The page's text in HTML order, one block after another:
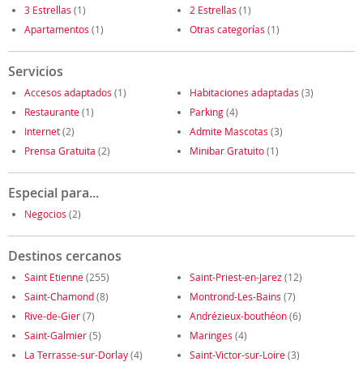
3 Estrellas (1) 2 Estrellas (1)
Apartamentos (1) Otras categorías (1)
Servicios
Accesos adaptados (1) Habitaciones adaptadas (3)
Restaurante(1) Parking(4)
Internet(2) Admite Mascotas (3)
Prensa Gratuita (2) Minibar Gratuito(1)
Especial para...
Negocios (2)
Destinos cercanos
Saint Etienne(255) Saint-Priest-en-Jarez (12)
Saint-Chamond(8) Montrond-Les-Bains (7)
Rive-de-Gier(7) Andrézieux-bouthéon(6)
Saint-Galmier(5) Maringes (4)
La Terrasse-sur-Dorlay(4) Saint-Victor-sur-Loire(3)